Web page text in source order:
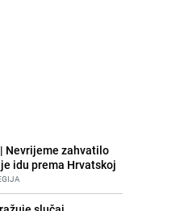
Nevrijeme zahvatilo
idu prema Hrvatskoj